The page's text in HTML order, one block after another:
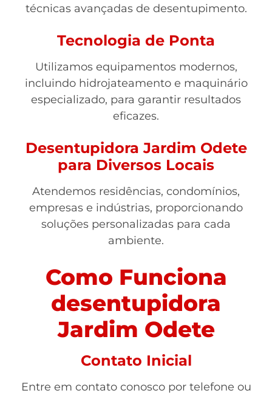
técnicas avançadas de desentupimento.
Tecnologia de Ponta
Utilizamos equipamentos modernos,
incluindo hidrojateamento e maquinário
especializado, para garantir resultados
eficazes.
Desentupidora Jardim Odete
para Diversos Locais
Atendemos residências, condomínios,
empresas e indústrias, proporcionando
soluções personalizadas para cada
ambiente.
Como Funciona
desentupidora
Jardim Odete
Contato Inicial
Entre em contato conosco por telefone ou